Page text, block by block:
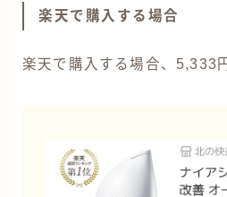
楽天で購入する場合
楽天で購入する場合、5,333